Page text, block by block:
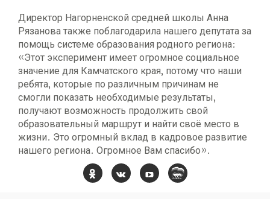
Директор Нагорненской средней школы Анна
Рязанова также поблагодарила нашего депутата за
помощь системе образования родного региона:
«Этот эксперимент имеет огромное социальное
значение для Камчатского края, потому что наши
ребята, которые по различным причинам не
смогли показать необходимые результаты,
получают возможность продолжить свой
образовательный маршрут и найти своё место в
жизни. Это огромный вклад в кадровое развитие
нашего региона. Огромное Вам спасибо».